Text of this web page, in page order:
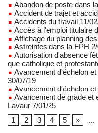
Abandon de poste dans
Accident de trajet et
Accidents du travail 11/
Accès à l'emploi titulaire
Affichage du planning
Astreintes dans la FPH
Autorisation d'absence
que catholique et
Avancement d'échelon
30/07/19
Avancement d'échelon et
Avancement de grade et
Lavaur 7/01/25
1
2 3 4 5 » ...